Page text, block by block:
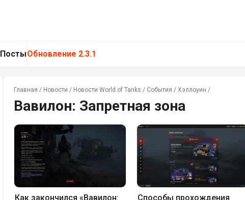
ПостыОбновление 2.3.1
Главная / Новости / Новости World of Tanks / События / Хэллоуин /
Вавилон: Запретная зона
Как закончился «Вавилон:
Способы прохождения